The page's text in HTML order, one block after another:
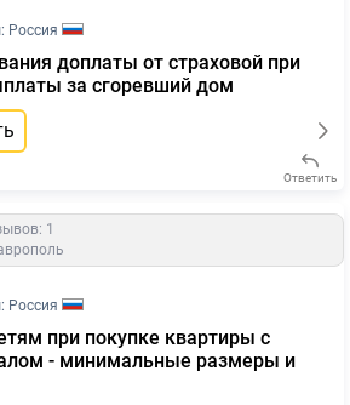
Россия
доплаты от страховой при
за сгоревший дом
Ответить
1
Россия
при покупке квартиры с
- минимальные размеры и